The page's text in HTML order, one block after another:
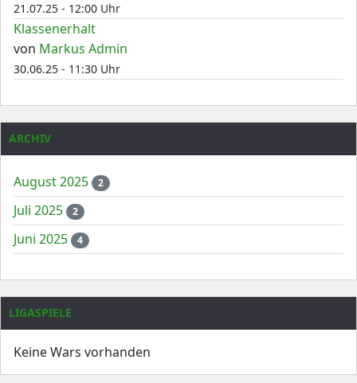
21.07.25 - 12:00 Uhr
Klassenerhalt
von Markus Admin
30.06.25 - 11:30 Uhr
ARCHIV
August 2025 2
Juli 2025 2
Juni 2025 4
LIGASPIELE
Keine Wars vorhanden